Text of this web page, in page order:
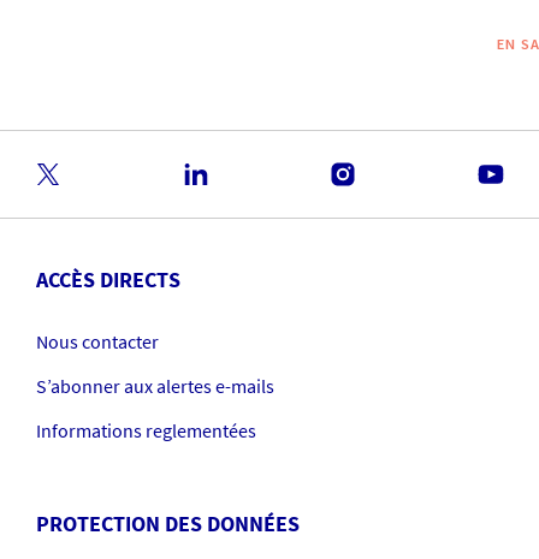
EN
ACCÈS DIRECTS
Nous contacter
S’abonner aux alertes e-mails
Informations reglementées
PROTECTION DES DONNÉES